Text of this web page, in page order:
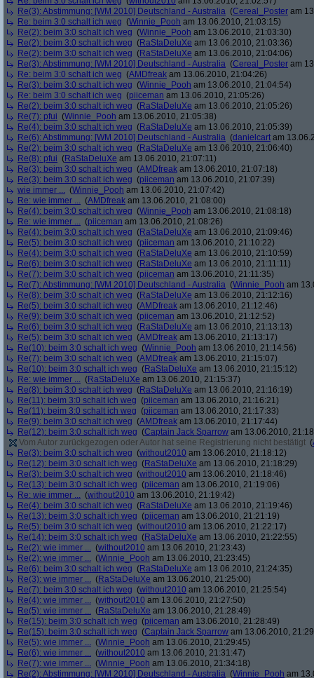
Re(3): Abstimmung: [WM 2010] Deutschland - Australia (Cereal_Poster am
Re: beim 3:0 schalt ich weg (Winnie_Pooh am 13.06.2010, 21:03:15)
Re(2): beim 3:0 schalt ich weg (Winnie_Pooh am 13.06.2010, 21:03:30)
Re(2): beim 3:0 schalt ich weg (RaStaDeluXe am 13.06.2010, 21:03:36)
Re(2): beim 3:0 schalt ich weg (RaStaDeluXe am 13.06.2010, 21:04:06)
Re(3): Abstimmung: [WM 2010] Deutschland - Australia (Cereal_Poster am
Re: beim 3:0 schalt ich weg (AMDfreak am 13.06.2010, 21:04:26)
Re(3): beim 3:0 schalt ich weg (Winnie_Pooh am 13.06.2010, 21:04:54)
Re: beim 3:0 schalt ich weg (piiceman am 13.06.2010, 21:05:26)
Re(2): beim 3:0 schalt ich weg (RaStaDeluXe am 13.06.2010, 21:05:26)
Re(7): pfui (Winnie_Pooh am 13.06.2010, 21:05:38)
Re(4): beim 3:0 schalt ich weg (RaStaDeluXe am 13.06.2010, 21:05:39)
Re(6): Abstimmung: [WM 2010] Deutschland - Australia (danielcart am
Re(2): beim 3:0 schalt ich weg (RaStaDeluXe am 13.06.2010, 21:06:40)
Re(8): pfui (RaStaDeluXe am 13.06.2010, 21:07:11)
Re(3): beim 3:0 schalt ich weg (AMDfreak am 13.06.2010, 21:07:18)
Re(3): beim 3:0 schalt ich weg (piiceman am 13.06.2010, 21:07:39)
wie immer ... (Winnie_Pooh am 13.06.2010, 21:07:42)
Re: wie immer ... (AMDfreak am 13.06.2010, 21:08:00)
Re(4): beim 3:0 schalt ich weg (Winnie_Pooh am 13.06.2010, 21:08:18)
Re: wie immer ... (piiceman am 13.06.2010, 21:08:26)
Re(4): beim 3:0 schalt ich weg (RaStaDeluXe am 13.06.2010, 21:09:46)
Re(5): beim 3:0 schalt ich weg (piiceman am 13.06.2010, 21:10:22)
Re(4): beim 3:0 schalt ich weg (RaStaDeluXe am 13.06.2010, 21:10:59)
Re(6): beim 3:0 schalt ich weg (RaStaDeluXe am 13.06.2010, 21:11:11)
Re(7): beim 3:0 schalt ich weg (piiceman am 13.06.2010, 21:11:35)
Re(7): Abstimmung: [WM 2010] Deutschland - Australia (Winnie_Pooh am
Re(8): beim 3:0 schalt ich weg (RaStaDeluXe am 13.06.2010, 21:12:16)
Re(5): beim 3:0 schalt ich weg (AMDfreak am 13.06.2010, 21:12:46)
Re(9): beim 3:0 schalt ich weg (piiceman am 13.06.2010, 21:12:52)
Re(6): beim 3:0 schalt ich weg (RaStaDeluXe am 13.06.2010, 21:13:13)
Re(5): beim 3:0 schalt ich weg (AMDfreak am 13.06.2010, 21:13:17)
Re(10): beim 3:0 schalt ich weg (Winnie_Pooh am 13.06.2010, 21:14:56)
Re(7): beim 3:0 schalt ich weg (AMDfreak am 13.06.2010, 21:15:07)
Re(10): beim 3:0 schalt ich weg (RaStaDeluXe am 13.06.2010, 21:15:12)
Re: wie immer ... (RaStaDeluXe am 13.06.2010, 21:15:37)
Re(8): beim 3:0 schalt ich weg (RaStaDeluXe am 13.06.2010, 21:16:19)
Re(11): beim 3:0 schalt ich weg (piiceman am 13.06.2010, 21:16:21)
Re(11): beim 3:0 schalt ich weg (piiceman am 13.06.2010, 21:17:33)
Re(9): beim 3:0 schalt ich weg (AMDfreak am 13.06.2010, 21:17:44)
Re(12): beim 3:0 schalt ich weg (Captain Jack Sparrow am 13.06.2010,
Vom Autor zurückgezogen oder Autor hat seine Registrierung nicht bestätigt (
Re(3): beim 3:0 schalt ich weg (without2010 am 13.06.2010, 21:18:12)
Re(12): beim 3:0 schalt ich weg (RaStaDeluXe am 13.06.2010, 21:18:29)
Re(3): beim 3:0 schalt ich weg (without2010 am 13.06.2010, 21:18:46)
Re(13): beim 3:0 schalt ich weg (piiceman am 13.06.2010, 21:19:06)
Re: wie immer ... (without2010 am 13.06.2010, 21:19:42)
Re(4): beim 3:0 schalt ich weg (RaStaDeluXe am 13.06.2010, 21:19:46)
Re(13): beim 3:0 schalt ich weg (piiceman am 13.06.2010, 21:21:19)
Re(5): beim 3:0 schalt ich weg (without2010 am 13.06.2010, 21:22:17)
Re(14): beim 3:0 schalt ich weg (RaStaDeluXe am 13.06.2010, 21:22:55)
Re(2): wie immer ... (without2010 am 13.06.2010, 21:23:43)
Re(2): wie immer ... (Winnie_Pooh am 13.06.2010, 21:23:45)
Re(6): beim 3:0 schalt ich weg (RaStaDeluXe am 13.06.2010, 21:24:35)
Re(3): wie immer ... (RaStaDeluXe am 13.06.2010, 21:25:00)
Re(7): beim 3:0 schalt ich weg (without2010 am 13.06.2010, 21:25:54)
Re(4): wie immer ... (without2010 am 13.06.2010, 21:27:50)
Re(5): wie immer ... (RaStaDeluXe am 13.06.2010, 21:28:49)
Re(15): beim 3:0 schalt ich weg (piiceman am 13.06.2010, 21:28:49)
Re(15): beim 3:0 schalt ich weg (Captain Jack Sparrow am 13.06.2010,
Re(5): wie immer ... (Winnie_Pooh am 13.06.2010, 21:29:45)
Re(6): wie immer ... (without2010 am 13.06.2010, 21:31:47)
Re(7): wie immer ... (Winnie_Pooh am 13.06.2010, 21:34:18)
Re(2): Abstimmung: [WM 2010] Deutschland - Australia (Winnie_Pooh am